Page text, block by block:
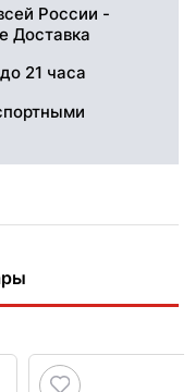
России -
Доставка
21 часа